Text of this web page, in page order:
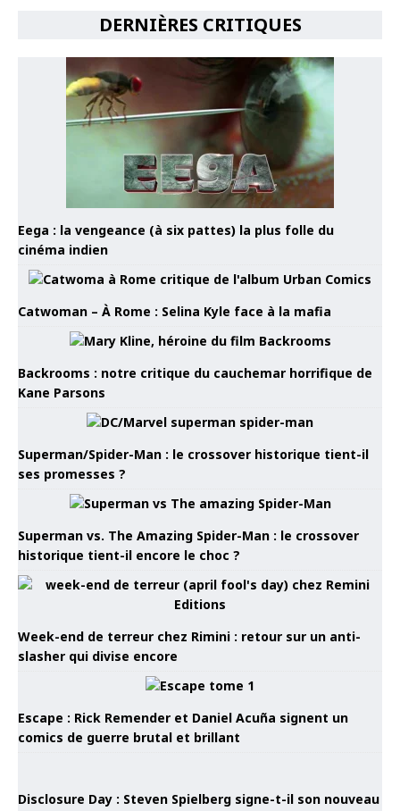
DERNIÈRES CRITIQUES
Eega : la vengeance (à six pattes) la plus folle du
cinéma indien
Catwoman – À Rome : Selina Kyle face à la mafia
Backrooms : notre critique du cauchemar horrifique de
Kane Parsons
Superman/Spider-Man : le crossover historique tient-il
ses promesses ?
Superman vs. The Amazing Spider-Man : le crossover
historique tient-il encore le choc ?
Week-end de terreur chez Rimini : retour sur un anti-
slasher qui divise encore
Escape : Rick Remender et Daniel Acuña signent un
comics de guerre brutal et brillant
Disclosure Day : Steven Spielberg signe-t-il son nouveau